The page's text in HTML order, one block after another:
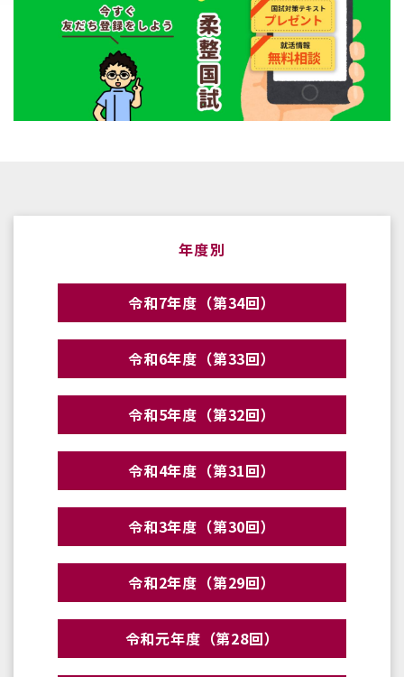
年度別
令和7年度（第34回）
令和6年度（第33回）
令和5年度（第32回）
令和4年度（第31回）
令和3年度（第30回）
令和2年度（第29回）
令和元年度（第28回）